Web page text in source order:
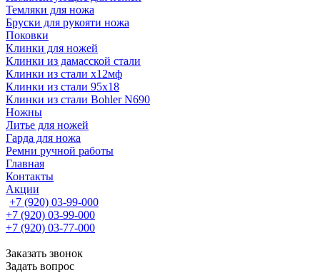
Темляки для ножа
Бруски для рукояти ножа
Поковки
Клинки для ножей
Клинки из дамасской стали
Клинки из стали х12мф
Клинки из стали 95х18
Клинки из стали Bohler N690
Ножны
Литье для ножей
Гарда для ножа
Ремни ручной работы
Главная
Контакты
Акции
+7 (920) 03-99-000
+7 (920) 03-99-000
+7 (920) 03-77-000
Заказать звонок
Задать вопрос